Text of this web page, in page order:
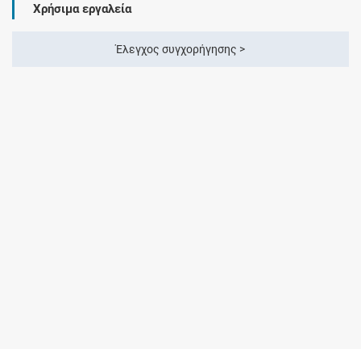
Χρήσιμα εργαλεία
Έλεγχος συγχορήγησης >